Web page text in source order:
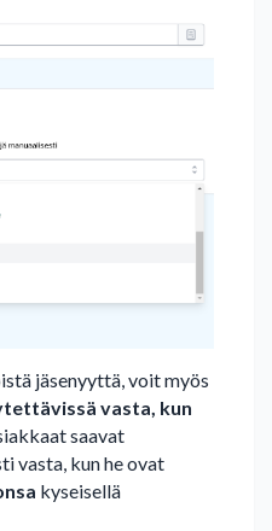
jäsenyyttä, voit myös
vasta, kun
saavat
vasta, kun he ovat
kyseisellä